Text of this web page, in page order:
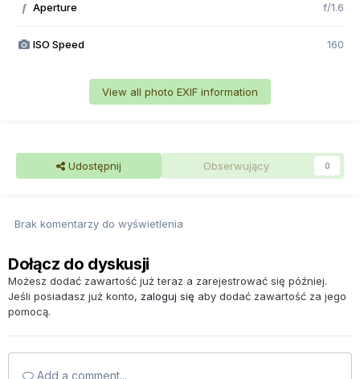
f Aperture f/1.6
ISO Speed 160
View all photo EXIF information
Udostępnij Obserwujący 0
Brak komentarzy do wyświetlenia
Dołącz do dyskusji
Możesz dodać zawartość już teraz a zarejestrować się później.
Jeśli posiadasz już konto, zaloguj się aby dodać zawartość za jego
pomocą.
Add a comment...